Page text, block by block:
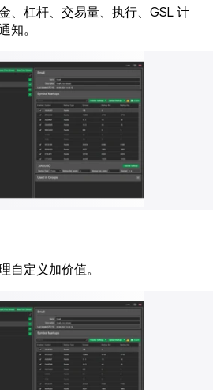
、杠杆、交易量、执行、GSL 计
知。
自定义加价值。